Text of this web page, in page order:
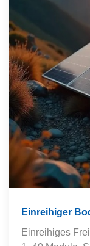
Einreihiger
Einreihiges